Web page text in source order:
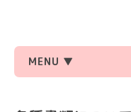
MENU ▼